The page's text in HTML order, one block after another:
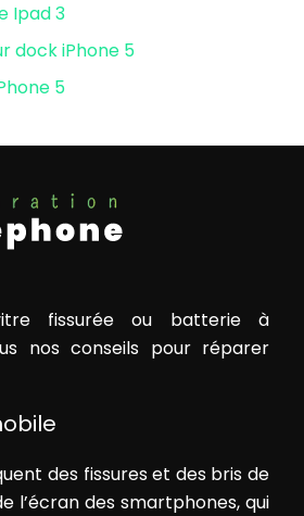
Ipad 3
dock iPhone 5
5
fissurée ou batterie à
nos conseils pour réparer
des fissures et des bris de
l’écran des smartphones, qui